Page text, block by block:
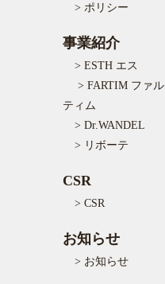
> ポリシー
事業紹介
> ESTH エス
> FARTIM ファル
ティム
> Dr.WANDEL
> リボーテ
CSR
> CSR
お知らせ
> お知らせ